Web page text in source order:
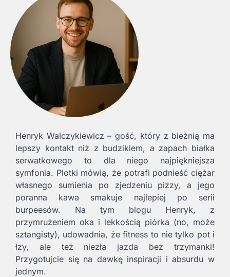
Henryk Walczykiewicz – gość, który z bieżnią ma
lepszy kontakt niż z budzikiem, a zapach białka
serwatkowego to dla niego najpiękniejsza
symfonia. Plotki mówią, że potrafi podnieść ciężar
własnego sumienia po zjedzeniu pizzy, a jego
poranna kawa smakuje najlepiej po serii
burpeesów. Na tym blogu Henryk, z
przymrużeniem oka i lekkością piórka (no, może
sztangisty), udowadnia, że fitness to nie tylko pot i
łzy, ale też niezła jazda bez trzymanki!
Przygotujcie się na dawkę inspiracji i absurdu w
jednym.